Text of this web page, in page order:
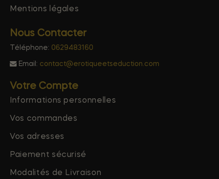
Mentions légales
Nous Contacter
Téléphone: 0629483160
Email: contact@erotiqueetseduction.com
Votre Compte
Informations personnelles
Vos commandes
Vos adresses
Paiement sécurisé
Modalités de Livraison